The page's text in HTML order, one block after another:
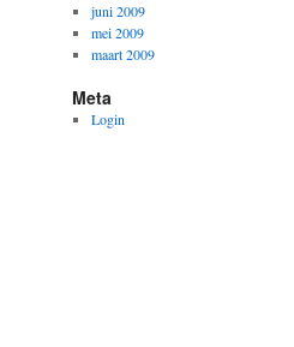
juni 2009
mei 2009
maart 2009
Meta
Login